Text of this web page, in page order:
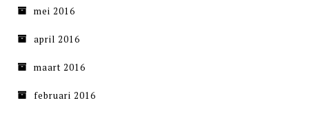
mei 2016
april 2016
maart 2016
februari 2016